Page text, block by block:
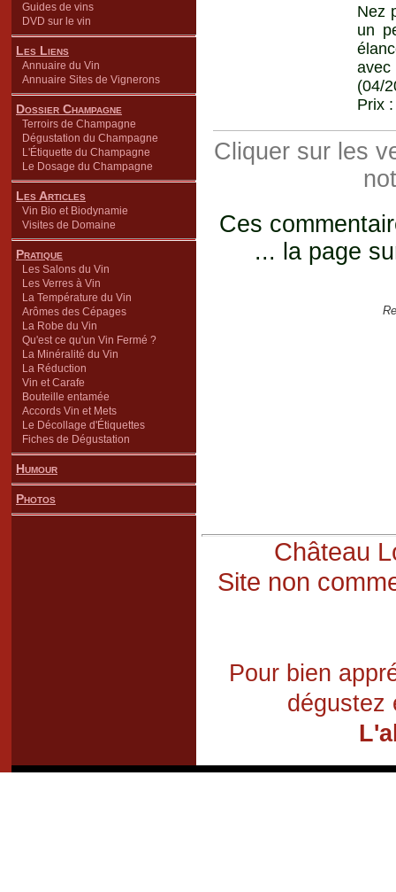
Guides de vins
DVD sur le vin
Les Liens
Annuaire du Vin
Annuaire Sites de Vignerons
Dossier Champagne
Terroirs de Champagne
Dégustation du Champagne
L'Étiquette du Champagne
Le Dosage du Champagne
Les Articles
Vin Bio et Biodynamie
Visites de Domaine
Pratique
Les Salons du Vin
Les Verres à Vin
La Température du Vin
Arômes des Cépages
La Robe du Vin
Qu'est ce qu'un Vin Fermé ?
La Minéralité du Vin
La Réduction
Vin et Carafe
Bouteille entamée
Accords Vin et Mets
Le Décollage d'Étiquettes
Fiches de Dégustation
Humour
Photos
Nez
un
(04/
Prix
Cliquer sur les
Ces
... la page
Château
Site non
Pour bien
dégustez